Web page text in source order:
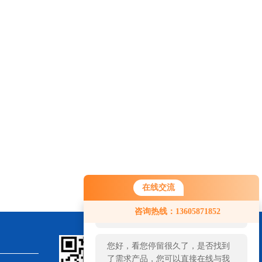
在线交流
咨询热线：13605871852
您好！欢迎前来咨询，很高兴为您
服务，请问您要咨询什么问题呢？
您好，看您停留很久了，是否找到
了需求产品，您可以直接在线与我